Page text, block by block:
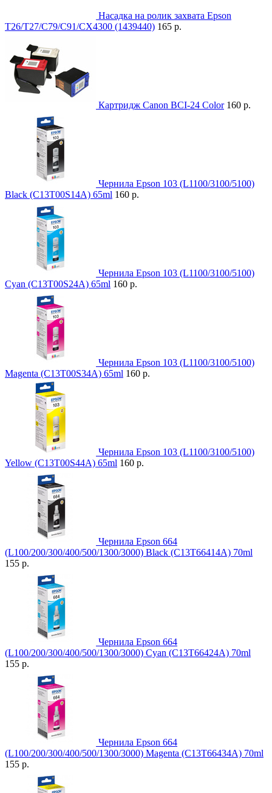
Насадка на ролик захвата Epson
T26/T27/C79/C91/CX4300 (1439440) 165 р.
Картридж Canon BCI-24 Color 160 р.
Чернила Epson 103 (L1100/3100/5100)
Black (C13T00S14A) 65ml 160 р.
Чернила Epson 103 (L1100/3100/5100)
Cyan (C13T00S24A) 65ml 160 р.
Чернила Epson 103 (L1100/3100/5100)
Magenta (C13T00S34A) 65ml 160 р.
Чернила Epson 103 (L1100/3100/5100)
Yellow (C13T00S44A) 65ml 160 р.
Чернила Epson 664
(L100/200/300/400/500/1300/3000) Black (C13T66414A) 70ml
155 р.
Чернила Epson 664
(L100/200/300/400/500/1300/3000) Cyan (C13T66424A) 70ml
155 р.
Чернила Epson 664
(L100/200/300/400/500/1300/3000) Magenta (C13T66434A) 70ml
155 р.